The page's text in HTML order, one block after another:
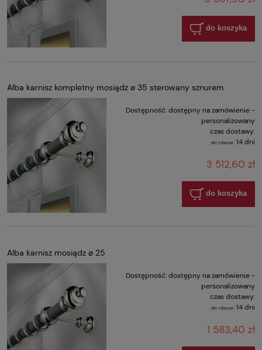
do koszyka
Alba karnisz kompletny mosiądz ø 35 sterowany sznurem
Dostępność:dostępny na zamówienie -
personalizowany
czas dostawy:
dni robocze:14 dni
3 512,60 zł
do koszyka
Alba karnisz mosiądz ø 25
Dostępność:dostępny na zamówienie -
personalizowany
czas dostawy:
dni robocze:14 dni
1 583,40 zł